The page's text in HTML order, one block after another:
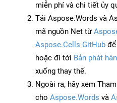
miễn phí và chi tiết ủy
Tải Aspose.Words và
mã nguồn Net từ
Aspose.Cells GitHub
hoặc đi tới Bản phát
xuống thay thế.
Ngoài ra, hãy xem
cho Aspose.Words và